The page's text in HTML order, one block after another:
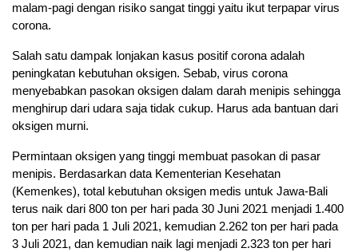
malam-pagi dengan risiko sangat tinggi yaitu ikut terpapar virus
corona.
Salah satu dampak lonjakan kasus positif corona adalah
peningkatan kebutuhan oksigen. Sebab, virus corona
menyebabkan pasokan oksigen dalam darah menipis sehingga
menghirup dari udara saja tidak cukup. Harus ada bantuan dari
oksigen murni.
Permintaan oksigen yang tinggi membuat pasokan di pasar
menipis. Berdasarkan data Kementerian Kesehatan
(Kemenkes), total kebutuhan oksigen medis untuk Jawa-Bali
terus naik dari 800 ton per hari pada 30 Juni 2021 menjadi 1.400
ton per hari pada 1 Juli 2021, kemudian 2.262 ton per hari pada
3 Juli 2021, dan kemudian naik lagi menjadi 2.323 ton per hari